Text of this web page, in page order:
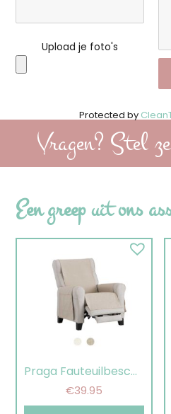
Upload je foto's
Protected by
Vragen? Stel
Een greep uit ons
Praga Fauteuilbeschermer
€39.95